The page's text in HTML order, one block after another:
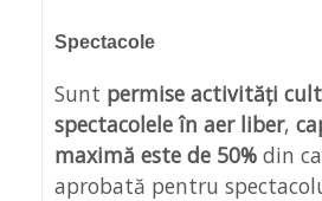
Spectacole
Sunt permise activități
spectacolele în aer liber,
maximă este de 50% din
aprobată pentru